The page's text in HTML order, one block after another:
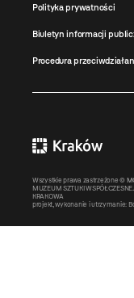
Polityka prywatności
Biuletyn informacji
Procedura
Wszystkie prawa zastrzeżone ©
MUZEUM SZTUKI
KRAKOWA
projekt, wykonanie i utrzymanie: